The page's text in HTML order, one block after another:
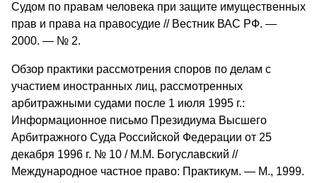
Судом по правам человека при защите имущественных
прав и права на правосудие // Вестник ВАС РФ. —
2000. — № 2.
Обзор практики рассмотрения споров по делам с
участием иностранных лиц, рассмотренных
арбитражными судами после 1 июля 1995 г.:
Информационное письмо Президиума Высшего
Арбитражного Суда Российской Федерации от 25
декабря 1996 г. № 10 / М.М. Богуславский //
Международное частное право: Практикум. — М., 1999.